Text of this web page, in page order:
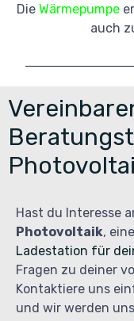
Die Wärmepumpe
auch
Hast du Interesse
Photovoltaik,
Ladestation für
Fragen zu deiner
Kontaktiere uns
und wir werden